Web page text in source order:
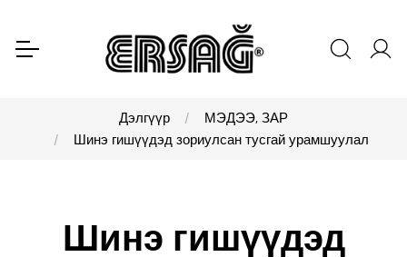
Дэлгүүр
МЭДЭЭ, ЗАР
Шинэ гишүүдэд зориулсан тусгай урамшуулал
Шинэ гишүүдэд